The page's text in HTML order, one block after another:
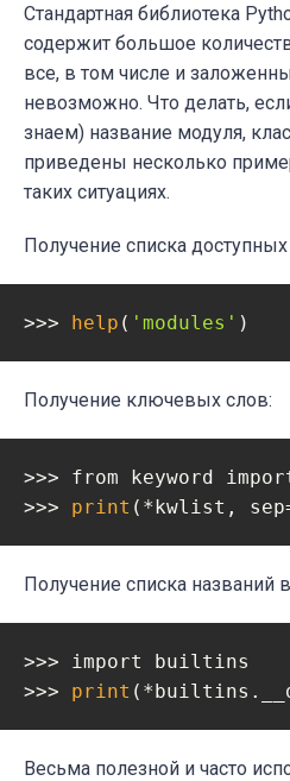
Стандартная библиотека
содержит большое
все, в том числе и
невозможно. Что делать,
знаем) название модуля,
приведены несколько
таких ситуациях.
Получение списка
>>> help ( 'modules' )
Получение ключевых слов:
>>> from keyword
>>> print (*kwlist,
Получение списка названий
>>> import builtins
>>> print
Весьма полезной и часто